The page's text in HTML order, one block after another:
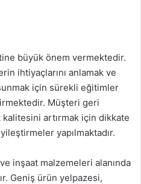
büyük önem vermektedir.
ihtiyaçlarını anlamak ve
için sürekli eğitimler
Müşteri geri
kalitesini artırmak için dikkate
yapılmaktadır.
inşaat malzemeleri alanında
Geniş ürün yelpazesi,